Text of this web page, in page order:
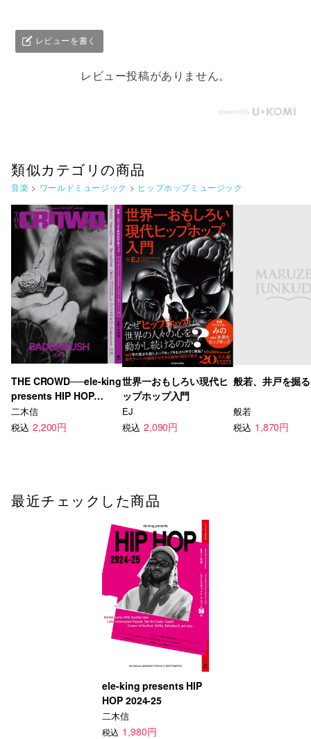
レビューを書く
レビュー投稿がありません。
類似カテゴリの商品
音楽 > ワールドミュージック > ヒップホップミュージック
THE CROWD──ele-king
presents HIP HOP
JAPAN
二木信
税込 2,200円
世界一おもしろい現代ヒ
ップホップ入門
EJ
税込 2,090円
般若、井戸を掘る
般若
税込 1,870円
最近チェックした商品
ele-king presents HIP
HOP 2024-25
二木信
税込 1,980円